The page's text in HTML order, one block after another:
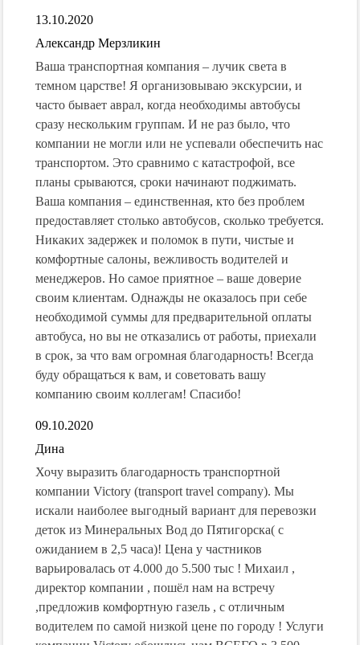
13.10.2020
Александр Мерзликин
Ваша транспортная компания – лучик света в
темном царстве! Я организовываю экскурсии, и
часто бывает аврал, когда необходимы автобусы
сразу нескольким группам. И не раз было, что
компании не могли или не успевали обеспечить нас
транспортом. Это сравнимо с катастрофой, все
планы срываются, сроки начинают поджимать.
Ваша компания – единственная, кто без проблем
предоставляет столько автобусов, сколько требуется.
Никаких задержек и поломок в пути, чистые и
комфортные салоны, вежливость водителей и
менеджеров. Но самое приятное – ваше доверие
своим клиентам. Однажды не оказалось при себе
необходимой суммы для предварительной оплаты
автобуса, но вы не отказались от работы, приехали
в срок, за что вам огромная благодарность! Всегда
буду обращаться к вам, и советовать вашу
компанию своим коллегам! Спасибо!
09.10.2020
Дина
Хочу выразить благодарность транспортной
компании Victory (transport travel company). Мы
искали наиболее выгодный вариант для перевозки
деток из Минеральных Вод до Пятигорска( с
ожиданием в 2,5 часа)! Цена у частников
варьировалась от 4.000 до 5.500 тыс ! Михаил ,
директор компании , пошёл нам на встречу
,предложив комфортную газель , с отличным
водителем по самой низкой цене по городу ! Услуги